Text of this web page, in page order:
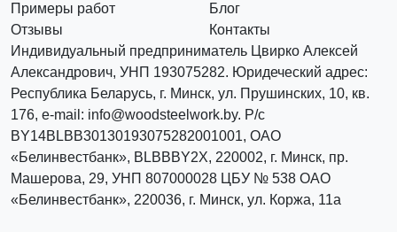
Примеры работ
Блог
Отзывы
Контакты
Индивидуальный предприниматель Цвирко Алексей
Александрович, УНП 193075282. Юридеческий адрес:
Республика Беларусь, г. Минск, ул. Прушинских, 10, кв.
176, e-mail: info@woodsteelwork.by. Р/с
BY14BLBB30130193075282001001, ОАО
«Белинвестбанк», BLBBBY2X, 220002, г. Минск, пр.
Машерова, 29, УНП 807000028 ЦБУ № 538 ОАО
«Белинвестбанк», 220036, г. Минск, ул. Коржа, 11а